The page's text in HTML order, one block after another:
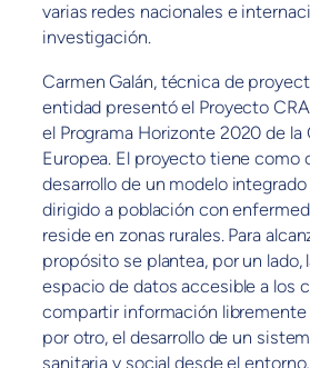
varias redes nacionales e
investigación.
Carmen Galán, técnica de
entidad presentó el Proyecto
el Programa Horizonte 2020 de la
Europea. El proyecto tiene como
desarrollo de un modelo
dirigido a población con
reside en zonas rurales. Para
propósito se plantea, por un lado,
espacio de datos accesible a los
compartir información libremente
por otro, el desarrollo de un
sanitaria y social desde el